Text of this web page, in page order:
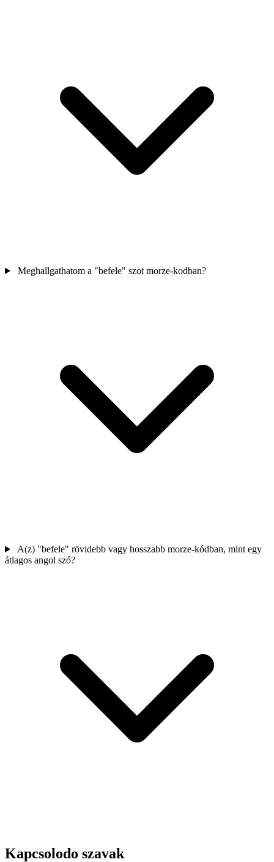
Meghallgathatom a "befele" szot morze-kodban?
A(z) "befele" rövidebb vagy hosszabb morze-kódban, mint egy
átlagos angol szó?
Kapcsolodo szavak